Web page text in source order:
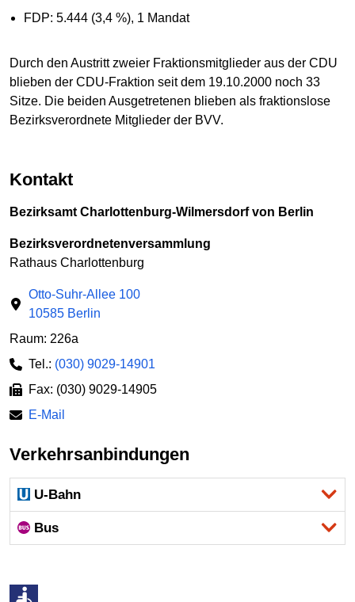
FDP: 5.444 (3,4 %), 1 Mandat
Durch den Austritt zweier Fraktionsmitglieder aus der CDU
blieben der CDU-Fraktion seit dem 19.10.2000 noch 33
Sitze. Die beiden Ausgetretenen blieben als fraktionslose
Bezirksverordnete Mitglieder der BVV.
Kontakt
Bezirksamt Charlottenburg-Wilmersdorf von Berlin
Bezirksverordnetenversammlung
Rathaus Charlottenburg
Otto-Suhr-Allee 100
10585 Berlin
Raum: 226a
Tel.: (030) 9029-14901
Fax: (030) 9029-14905
E-Mail
Verkehrsanbindungen
U-Bahn
Bus